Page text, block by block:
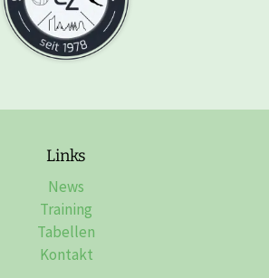
Links
News
Training
Tabellen
Kontakt